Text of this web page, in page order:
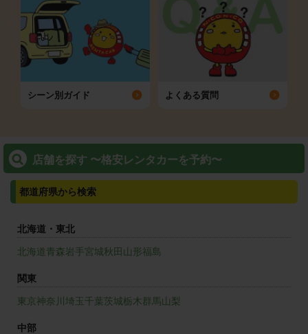
シーン別ガイド よくある質問
店舗を探す 〜格安レンタカーを予約〜
都道府県から検索
北海道・東北
北海道青森岩手宮城秋田 山形福島
関東
東京 神奈川 埼玉千葉茨城栃木群馬山梨
中部